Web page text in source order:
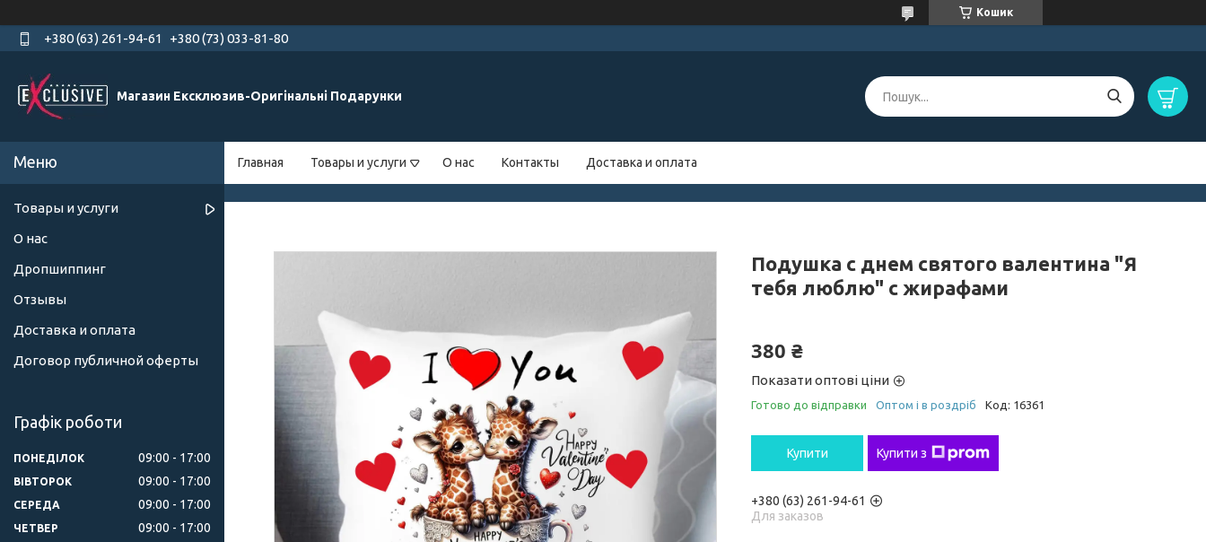
Кошик
+380 (63) 261-94-61 +380 (73) 033-81-80
Магазин Ексклюзив-Оригінальні Подарунки
Главная Товары и услуги О нас Контакты Доставка и оплата
Подушка с днем святого валентина "Я
тебя люблю" с жирафами
380 ₴
Показати оптові ціни
Готово до відправки Оптом і в роздріб Код: 16361
Купити Купити з
+380 (63) 261-94-61
Для заказов
Товары и услуги
О нас
Дропшиппинг
Отзывы
Доставка и оплата
Договор публичной оферты
Графік роботи
ПОНЕДІЛОК 09:00 17:00
ВІВТОРОК 09:00 17:00
СЕРЕДА 09:00 17:00
ЧЕТВЕР 09:00 17:00